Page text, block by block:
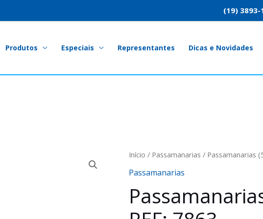
(19)
Produtos Especiais Representantes Dicas e Novidades
Início / Passamanarias / Passamanarias
Passamanarias